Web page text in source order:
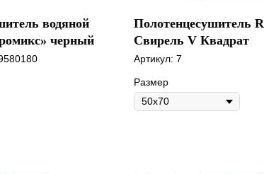
водяной
черный
Полотенцесушитель
Свирель V Квадрат
Артикул: 7
Размер